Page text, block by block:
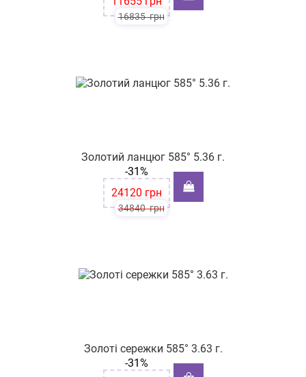
16835грн
Золотий ланцюг 585° 5.36 г.
34840грн
-31%
24120 грн
Золоті сережки 585° 3.63 г.
-31%